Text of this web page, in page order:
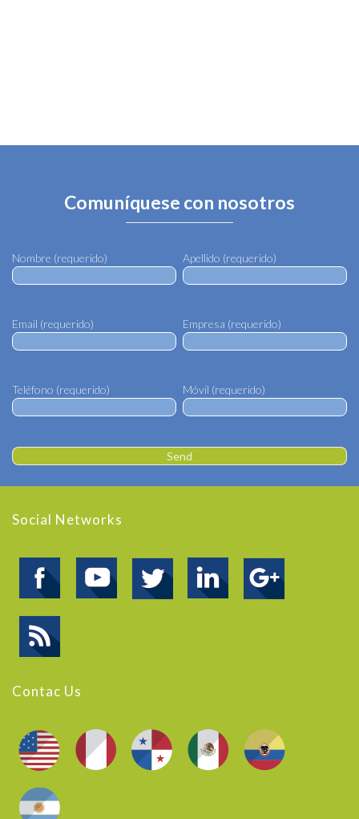
Comuníquese con nosotros
Nombre (requerido) Apellido (requerido)
Email (requerido) Empresa (requerido)
Teléfono (requerido) Móvil (requerido)
Social Networks
Contac Us